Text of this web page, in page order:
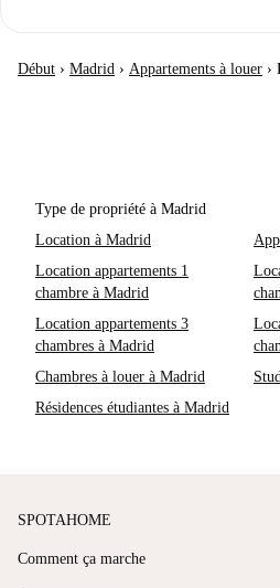
Début › Madrid › Appartements à louer ›
Type de propriété à Madrid
Location à Madrid
Location appartements 1
chambre à Madrid
Location appartements 3
chambres à Madrid
Chambres à louer à Madrid
Résidences étudiantes à Madrid
SPOTAHOME
Comment ça marche